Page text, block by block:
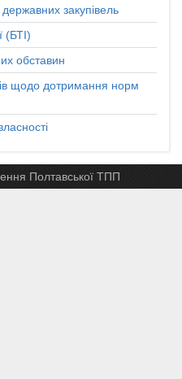
закупівель
(БТІ)
обставин
щодо дотримання норм
Полтавської ТПП